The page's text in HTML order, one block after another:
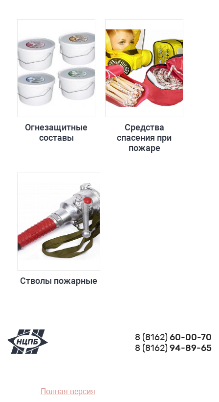
Огнезащитные
составы
Средства
спасения при
пожаре
Стволы пожарные
8 (8162)60-00-70
8 (8162)94-89-65
Полная версия